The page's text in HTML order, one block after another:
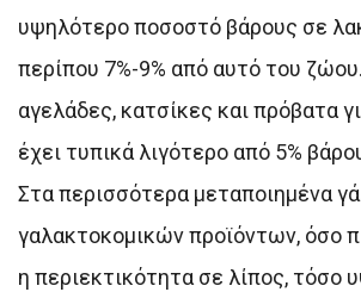
υψηλότερο ποσοστό βάρους σε
περίπου 7%-9% από αυτό του
αγελάδες, κατσίκες και πρόβατα
έχει τυπικά λιγότερο από 5%
Στα περισσότερα μεταποιημένα
γαλακτοκομικών προϊόντων, όσο
η περιεκτικότητα σε λίπος, τόσο